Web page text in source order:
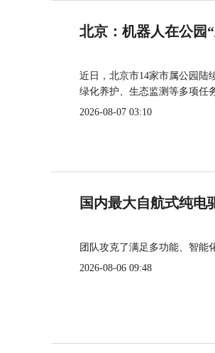
北京：机器人在公园
近日，北京市14家市属公园陆
绿化养护、生态监测等多项任
2026-08-07 03:10
国内最大自航式纯电
团队攻克了满足多功能、智能
2026-08-06 09:48